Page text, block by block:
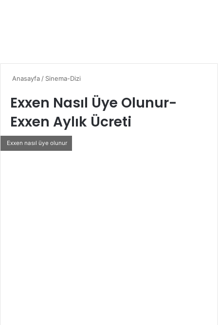
Anasayfa / Sinema-Dizi
Exxen Nasıl Üye Olunur-
Exxen Aylık Ücreti
Exxen nasıl üye olunur